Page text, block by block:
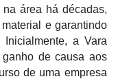
área há décadas,
e garantindo
a Vara
de causa aos
de uma empresa